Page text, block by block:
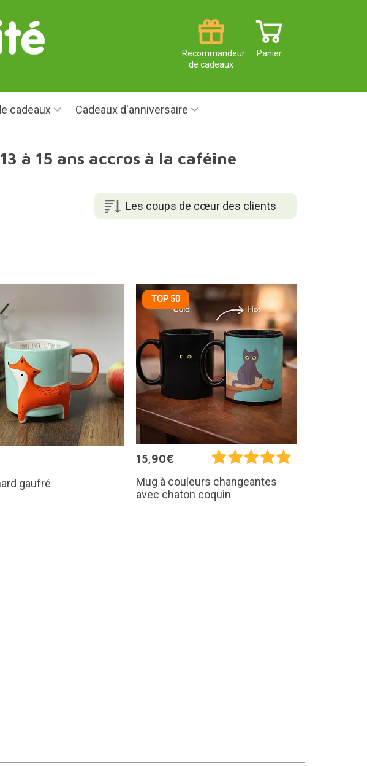
Panier
Recommandeur
de cadeaux
cadeaux Cadeaux d'anniversaire
à 15 ans accros à la caféine
Les coups de cœur des clients
gaufré
TOP 50
15,90€
Mug à couleurs changeantes
avec chaton coquin